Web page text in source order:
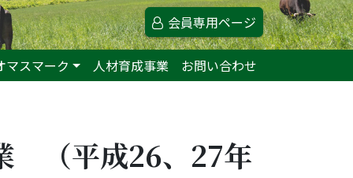
会員専用ページ
マスマーク 人材育成事業 お問い合わせ
（平成26、27年